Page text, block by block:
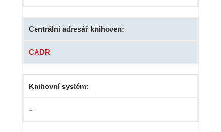
Centrální adresář knihoven:
CADR
Knihovní systém:
–